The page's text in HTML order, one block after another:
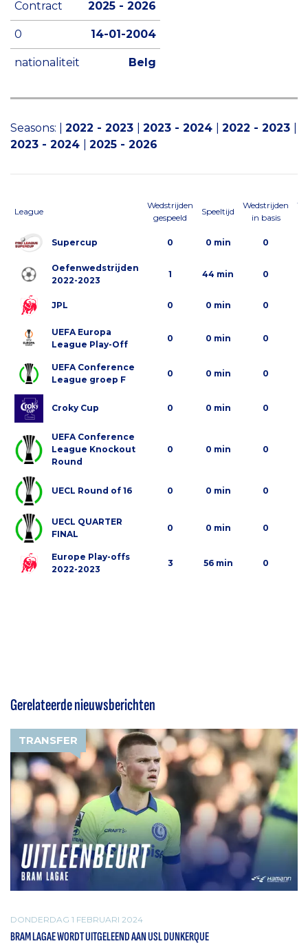
Contract 2025 - 2026
0 14-01-2004
nationaliteit Belg
Seasons: 2022 - 2023 2023 - 2024 2022 - 2023
2023 - 2024
2025 - 2026
League
Wedstrijden
gespeeld
Speeltijd
Wedstrijden
in basis
Supercup 0 0 min 0
Oefenwedstrijden
2022-2023
1 44 min 0
JPL 0 0 min 0
UEFA Europa
League Play-Off
0 0 min 0
UEFA Conference
League groep F
0 0 min 0
Croky Cup 0 0 min 0
UEFA Conference
League Knockout
Round
0 0 min 0
UECL Round of 16 0 0 min 0
UECL QUARTER
FINAL
0 0 min 0
Europe Play-offs
2022-2023
3 56 min 0
Gerelateerde nieuwsberichten
TRANSFER
DONDERDAG 1 FEBRUARI 2024
BRAM LAGAE WORDT UITGELEEND AAN USL DUNKERQUE